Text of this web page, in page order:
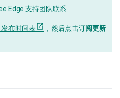
Edge 支持团队联系
布时间表 ，然后点击订阅更新